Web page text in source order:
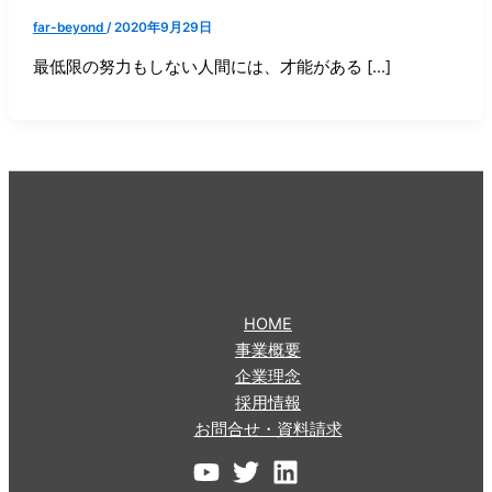
far-beyond /2020年9月29日
最低限の努力もしない人間には、才能がある […]
HOME
事業概要
企業理念
採用情報
お問合せ・資料請求